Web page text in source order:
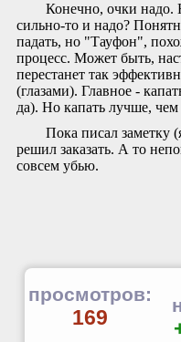
Конечно, очки надо.
сильно-то и надо?
падать, но "Тауфон",
процесс. Может быть,
перестанет так
(глазами). Главное -
да). Но капать лучше, чем
Пока писал заметку
решил заказать. А то
совсем убью.
просмотров:
169